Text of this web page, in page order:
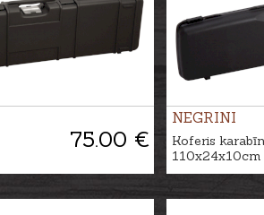
75.00 €
NEGRINI
Koferis
110x24x10cm